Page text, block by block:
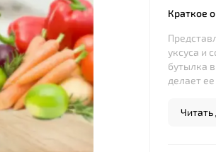
Краткое
уксуса и
бутылка
делает ее
Читать